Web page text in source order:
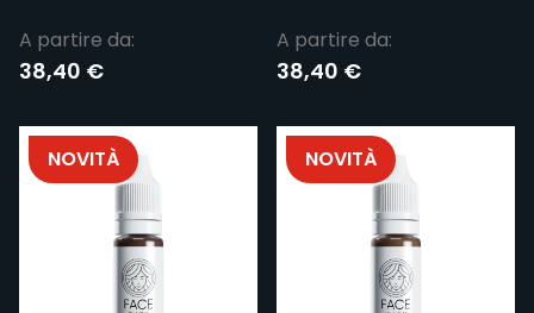
A partire da:
38,40 €
A partire da:
38,40 €
NOVITÀ NOVITÀ